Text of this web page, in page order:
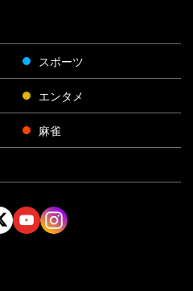
スポーツ
エンタメ
麻雀